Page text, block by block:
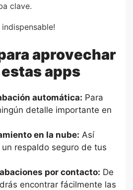
clave.
indispensable!
aprovechar
apps
automática: Para
detalle importante en
en la nube: Así
respaldo seguro de tus
por contacto: De
encontrar fácilmente las